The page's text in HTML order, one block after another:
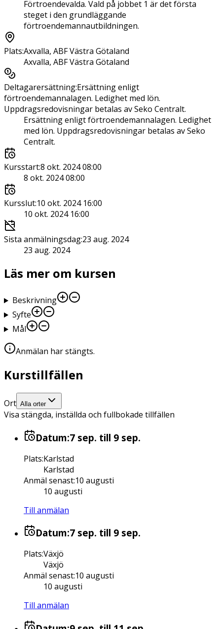
Förtroendevalda. Vald på jobbet 1 är det första
steget i den grundläggande
förtroendemannautbildningen.
Plats:Axvalla, ABF Västra Götaland
Axvalla, ABF Västra Götaland
Deltagarersättning:Ersättning enligt
förtroendemannalagen. Ledighet med lön.
Uppdragsredovisningar betalas av Seko Centralt.
Ersättning enligt förtroendemannalagen. Ledighet
med lön. Uppdragsredovisningar betalas av Seko
Centralt.
Kursstart:8 okt. 2024 08:00
8 okt. 2024 08:00
Kursslut:10 okt. 2024 16:00
10 okt. 2024 16:00
Sista anmälningsdag:23 aug. 2024
23 aug. 2024
Läs mer om kursen
Beskrivning
Syfte
Mål
Anmälan har stängts.
Kurstillfällen
Ort Alla orter
Visa stängda, inställda och fullbokade tillfällen
Datum:7 sep. till 9 sep.
Plats:Karlstad
Karlstad
Anmäl senast:10 augusti
10 augusti
Till anmälan
Datum:7 sep. till 9 sep.
Plats:Växjö
Växjö
Anmäl senast:10 augusti
10 augusti
Till anmälan